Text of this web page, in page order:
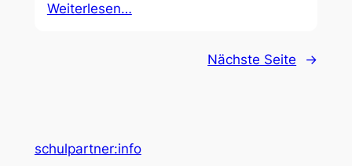
Weiterlesen…
Nächste Seite →
schulpartner:info